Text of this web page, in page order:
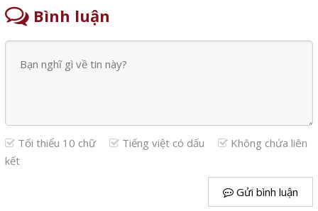
Bình luận
Tối thiểu 10 chữ Tiếng việt có dấu
Không chứa liên
kết
Gửi bình luận